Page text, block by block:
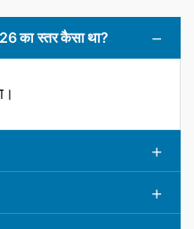
का स्तर कैसा था?